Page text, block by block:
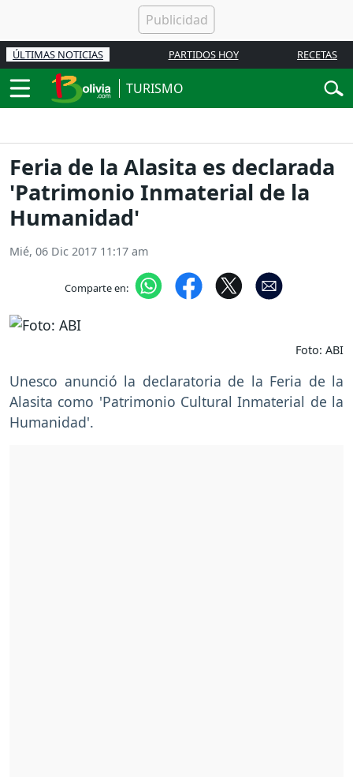
ÚLTIMAS NOTICIAS PARTIDOS HOY RECETAS
TURISMO
Feria de la Alasita es declarada
'Patrimonio Inmaterial de la
Humanidad'
Mié, 06 Dic 2017 11:17 am
Comparte en:
Foto: ABI
Unesco anunció la declaratoria de la Feria de la
Alasita como 'Patrimonio Cultural Inmaterial de la
Humanidad'.